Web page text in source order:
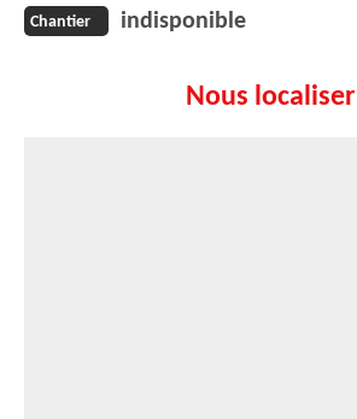
Chantier indisponible
Nous localiser